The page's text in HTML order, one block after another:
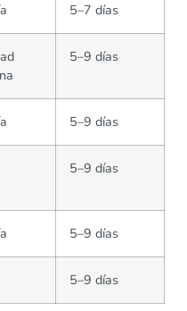
5–7 días
5–9 días
5–9 días
5–9 días
5–9 días
5–9 días